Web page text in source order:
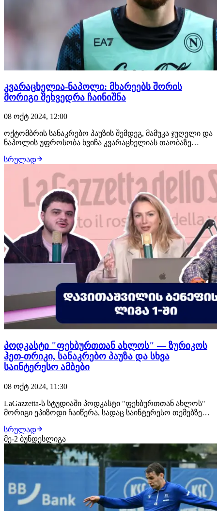
კვარაცხელია-ნაპოლი: მხარეებს შორის
მორიგი შეხვედრა ჩაინიშნა
08 ოქტ 2024, 12:00
ოქტომბრის სანაკრებო პაუზის შემდეგ, მამუკა ჯუღელი და
ნაპოლის უფროსობა ხვიჩა კვარაცხელიას თაობაზე
კონტრაქტის ყველა დეტალის გავლას შეეცდებიან.
როგორც იტალიური კლუბის სპორტული დირექტორი,
ჯოვანი მანა აცხადებს, ქართველი ფეხბურთელი
ნაპოლიში…
სრულად
პოდკასტი "ფეხბურთთან ახლოს" — ზურიკოს
ჰეთ-თრიკი, სანაკრებო პაუზა და სხვა
საინტერესო ამბები
08 ოქტ 2024, 11:30
LaGazzetta-ს სტუდიაში პოდკასტი "ფეხბურთთან ახლოს"
მორიგი ეპიზოდი ჩაიწერა, სადაც საინტერესო თემებზე
ზურიკო დავითაშვილის ჰეთ-თრიკზე და სხვა
ლეგიონერების მატჩებზე, რომელიც უიქენდზე გაიმართა.
ასევე, გამოვარჩიეთ გველესიანის გოლი, ქვილით…
სრულად
მე-2 ბუნდესლიგა